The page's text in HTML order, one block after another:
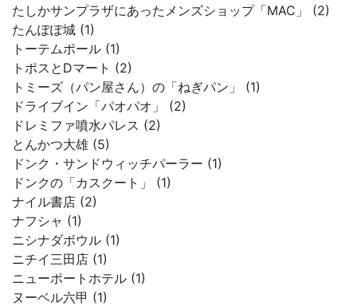
たしかサンプラザにあったメンズショップ「MAC」 (2)
たんぽぽ城 (1)
トーテムポール (1)
トポスとDマート (2)
トミーズ（パン屋さん）の「ねぎパン」 (1)
ドライブイン「パオパオ」 (2)
ドレミファ噴水パレス (2)
とんかつ大雄 (5)
ドンク・サンドウィッチパーラー (1)
ドンクの「カスクート」 (1)
ナイル書店 (2)
ナフシャ (1)
ニシナダボウル (1)
ニチイ三田店 (1)
ニューポートホテル (1)
ヌーベル六甲 (1)